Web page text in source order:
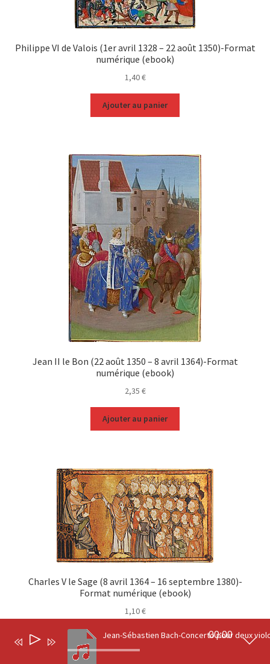
Philippe VI de Valois (1er avril 1328 – 22 août 1350)-Format
numérique (ebook)
1,40€
Ajouter au panier
Jean II le Bon (22 août 1350 – 8 avril 1364)-Format
numérique (ebook)
2,35 €
Ajouter au panier
Charles V le Sage (8 avril 1364 – 16 septembre 1380)-
Format numérique (ebook)
1,10€
Ajouter au panier
0
Lecteur
00:00